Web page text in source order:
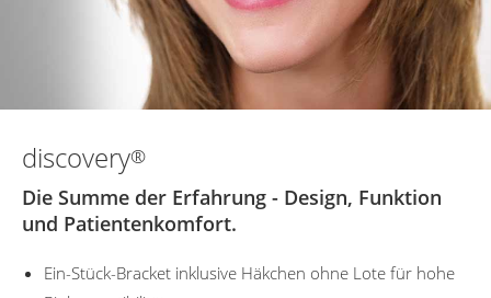
discovery®
Die Summe der Erfahrung - Design, Funktion
und Patientenkomfort.
Ein-Stück-Bracket inklusive Häkchen ohne Lote für hohe